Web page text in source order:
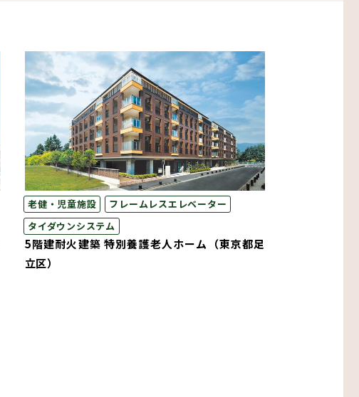
老健・児童施設
フレームレスエレベーター
タイダウンシステム
5階建耐火建築 特別養護老人ホーム（東京都足
立区）